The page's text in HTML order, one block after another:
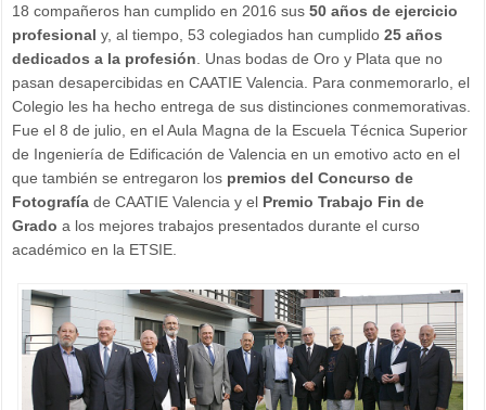
18 compañeros han cumplido en 2016 sus50 años de ejercicio
profesional y, al tiempo, 53 colegiados han cumplido25 años
dedicados a la profesión . Unas bodas de Oro y Plata que no
pasan desapercibidas en CAATIE Valencia. Para conmemorarlo, el
Colegio les ha hecho entrega de sus distinciones conmemorativas.
Fue el 8 de julio, en el Aula Magna de la Escuela Técnica Superior
de Ingeniería de Edificación de Valencia en un emotivo acto en el
que también se entregaron los premios del Concurso de
Fotografía de CAATIE Valencia y el Premio Trabajo Fin de
Grado a los mejores trabajos presentados durante el curso
académico en la ETSIE.